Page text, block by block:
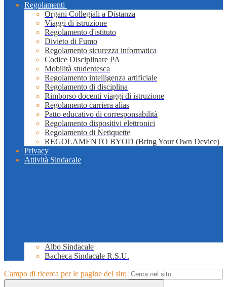
Regolamenti
Organi Collegiali a Distanza
Viaggi di istruzione
Regolamento d'istituto
Divieto di Fumo
Regolamento sicurezza informatica
Codice Disciplinare PA
Mobilità studentesca
Regolamento intelligenza artificiale
Regolamento di disciplina
Rimborso docenti viaggi di istruzione
Regolamento carriera alias
Patto educativo di corresponsabilità
Regolamento dispositivi elettronici
Regolamento di Netiquette
REGOLAMENTO BYOD (Bring Your Own Device)
Privacy
Attività Sindacale
Albo Sindacale
Bacheca Sindacale R.S.U.
Campo di ricerca per le pagine del sito